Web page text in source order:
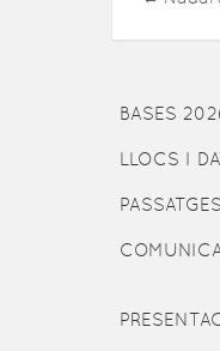
BASES
LLOCS I